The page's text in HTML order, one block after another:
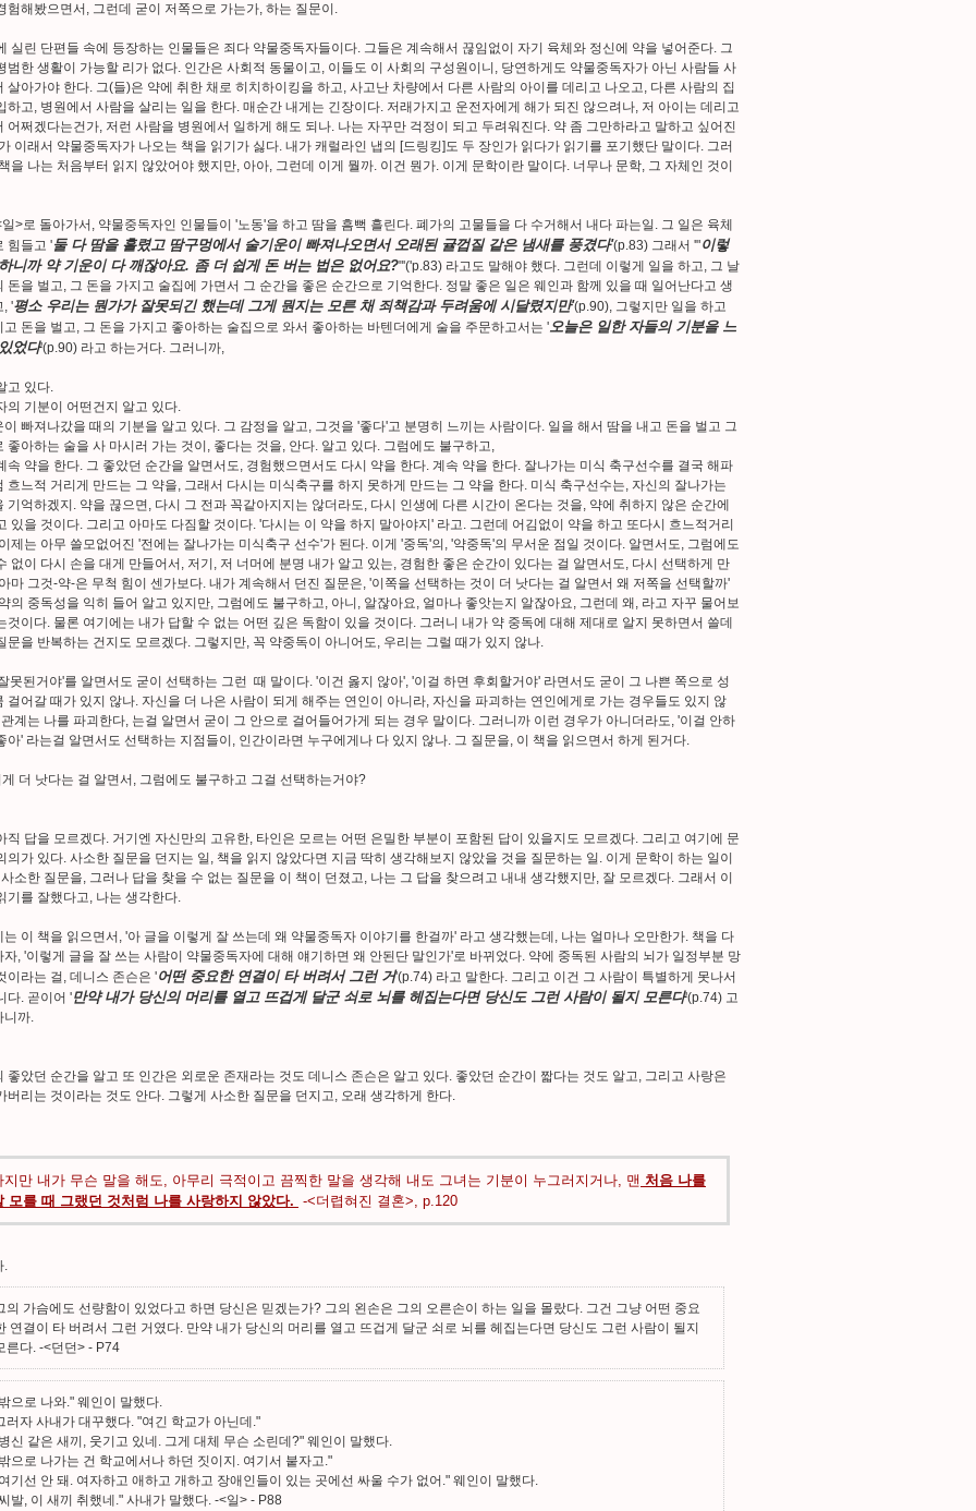
험해봤으면서, 그런데 굳이 저쪽으로 가는가, 하는 질문이.
실린 단편들 속에 등장하는 인물들은 죄다 약물중독자들이다. 그들은 계속해서 끊임없이 자기 육체와 정신에 약을 넣어준다. 그
범한 생활이 가능할 리가 없다. 인간은 사회적 동물이고, 이들도 이 사회의 구성원이니, 당연하게도 약물중독자가 아닌 사람들 사
살아가야 한다. 그(들)은 약에 취한 채로 히치하이킹을 하고, 사고난 차량에서 다른 사람의 아이를 데리고 나오고, 다른 사람의 집
하고, 병원에서 사람을 살리는 일을 한다. 매순간 내게는 긴장이다. 저래가지고 운전자에게 해가 되진 않으려나, 저 아이는 데리고
어쩌겠다는건가, 저런 사람을 병원에서 일하게 해도 되나. 나는 자꾸만 걱정이 되고 두려워진다. 약 좀 그만하라고 말하고 싶어진
이래서 약물중독자가 나오는 책을 읽기가 싫다. 내가 캐럴라인 냅의 [드링킹]도 두 장인가 읽다가 읽기를 포기했단 말이다. 그러
을 나는 처음부터 읽지 않았어야 했지만, 아아, 그런데 이게 뭘까. 이건 뭔가. 이게 문학이란 말이다. 너무나 문학, 그 자체인 것이
>로 돌아가서, 약물중독자인 인물들이 '노동'을 하고 땀을 흠뻑 흘린다. 폐가의 고물들을 다 수거해서 내다 파는일. 그 일은 육체
힘들고 '둘 다 땀을 흘렸고 땀구멍에서 술기운이 빠져나오면서 오래된 귤껍질 같은 냄새를 풍겼다'(p.83) 그래서 '"이렇
니까 약 기운이 다 깨잖아요. 좀 더 쉽게 돈 버는 법은 없어요?"'('p.83) 라고도 말해야 했다. 그런데 이렇게 일을 하고, 그 날
돈을 벌고, 그 돈을 가지고 술집에 가면서 그 순간을 좋은 순간으로 기억한다. 정말 좋은 일은 웨인과 함께 있을 때 일어난다고 생
, '평소 우리는 뭔가가 잘못되긴 했는데 그게 뭔지는 모른 채 죄책감과 두려움에 시달렸지만'(p.90), 그렇지만 일을 하고
고 돈을 벌고, 그 돈을 가지고 좋아하는 술집으로 와서 좋아하는 바텐더에게 술을 주문하고서는 '오늘은 일한 자들의 기분을 느
었다'(p.90) 라고 하는거다. 그러니까,
고 있다.
의 기분이 어떤건지 알고 있다.
이 빠져나갔을 때의 기분을 알고 있다. 그 감정을 알고, 그것을 '좋다'고 분명히 느끼는 사람이다. 일을 해서 땀을 내고 돈을 벌고 그
좋아하는 술을 사 마시러 가는 것이, 좋다는 것을, 안다. 알고 있다. 그럼에도 불구하고,
속 약을 한다. 그 좋았던 순간을 알면서도, 경험했으면서도 다시 약을 한다. 계속 약을 한다. 잘나가는 미식 축구선수를 결국 해파
흐느적 거리게 만드는 그 약을, 그래서 다시는 미식축구를 하지 못하게 만드는 그 약을 한다. 미식 축구선수는, 자신의 잘나가는
기억하겠지. 약을 끊으면, 다시 그 전과 꼭같아지지는 않더라도, 다시 인생에 다른 시간이 온다는 것을, 약에 취하지 않은 순간에
있을 것이다. 그리고 아마도 다짐할 것이다. '다시는 이 약을 하지 말아야지' 라고. 그런데 어김없이 약을 하고 또다시 흐느적거리
제는 아무 쓸모없어진 '전에는 잘나가는 미식축구 선수'가 된다. 이게 '중독'의, '약중독'의 무서운 점일 것이다. 알면서도, 그럼에도
없이 다시 손을 대게 만들어서, 저기, 저 너머에 분명 내가 알고 있는, 경험한 좋은 순간이 있다는 걸 알면서도, 다시 선택하게 만
마 그것-약-은 무척 힘이 센가보다. 내가 계속해서 던진 질문은, '이쪽을 선택하는 것이 더 낫다는 걸 알면서 왜 저쪽을 선택할까'
의 중독성을 익히 들어 알고 있지만, 그럼에도 불구하고, 아니, 알잖아요, 얼마나 좋앗는지 알잖아요, 그런데 왜, 라고 자꾸 물어보
것이다. 물론 여기에는 내가 답할 수 없는 어떤 깊은 독함이 있을 것이다. 그러니 내가 약 중독에 대해 제대로 알지 못하면서 쓸데
문을 반복하는 건지도 모르겠다. 그렇지만, 꼭 약중독이 아니어도, 우리는 그럴 때가 있지 않나.
못된거야'를 알면서도 굳이 선택하는 그런 때 말이다. '이건 옳지 않아', '이걸 하면 후회할거야' 라면서도 굳이 그 나쁜 쪽으로 성
걸어갈 때가 있지 않나. 자신을 더 나은 사람이 되게 해주는 연인이 아니라, 자신을 파괴하는 연인에게로 가는 경우들도 있지 않
계는 나를 파괴한다, 는걸 알면서 굳이 그 안으로 걸어들어가게 되는 경우 말이다. 그러니까 이런 경우가 아니더라도, '이걸 안하
아' 라는걸 알면서도 선택하는 지점들이, 인간이라면 누구에게나 다 있지 않나. 그 질문을, 이 책을 읽으면서 하게 된거다.
더 낫다는 걸 알면서, 그럼에도 불구하고 그걸 선택하는거야?
직 답을 모르겠다. 거기엔 자신만의 고유한, 타인은 모르는 어떤 은밀한 부분이 포함된 답이 있을지도 모르겠다. 그리고 여기에 문
의가 있다. 사소한 질문을 던지는 일, 책을 읽지 않았다면 지금 딱히 생각해보지 않았을 것을 질문하는 일. 이게 문학이 하는 일이
소한 질문을, 그러나 답을 찾을 수 없는 질문을 이 책이 던졌고, 나는 그 답을 찾으려고 내내 생각했지만, 잘 모르겠다. 그래서 이
기를 잘했다고, 나는 생각한다.
는 이 책을 읽으면서, '아 글을 이렇게 잘 쓰는데 왜 약물중독자 이야기를 한걸까' 라고 생각했는데, 나는 얼마나 오만한가. 책을 다
자, '이렇게 글을 잘 쓰는 사람이 약물중독자에 대해 얘기하면 왜 안된단 말인가'로 바뀌었다. 약에 중독된 사람의 뇌가 일정부분 망
이라는 걸, 데니스 존슨은 '어떤 중요한 연결이 타 버려서 그런 거'(p.74) 라고 말한다. 그리고 이건 그 사람이 특별하게 못나서
다. 곧이어 '만약 내가 당신의 머리를 열고 뜨겁게 달군 쇠로 뇌를 헤집는다면 당신도 그런 사람이 될지 모른다'(p.74) 고
니까.
좋았던 순간을 알고 또 인간은 외로운 존재라는 것도 데니스 존슨은 알고 있다. 좋았던 순간이 짧다는 것도 알고, 그리고 사랑은
버리는 것이라는 것도 안다. 그렇게 사소한 질문을 던지고, 오래 생각하게 한다.
지만 내가 무슨 말을 해도, 아무리 극적이고 끔찍한 말을 생각해 내도 그녀는 기분이 누그러지거나, 맨 처음 나를
모를 때 그랬던 것처럼 나를 사랑하지 않았다. -<더렵혀진 결혼>, p.120
.
의 가슴에도 선량함이 있었다고 하면 당신은 믿겠는가? 그의 왼손은 그의 오른손이 하는 일을 몰랐다. 그건 그냥 어떤 중요
연결이 타 버려서 그런 거였다. 만약 내가 당신의 머리를 열고 뜨겁게 달군 쇠로 뇌를 헤집는다면 당신도 그런 사람이 될지
른다. -<던던> - P74
으로 나와." 웨인이 말했다.
러자 사내가 대꾸했다. "여긴 학교가 아닌데."
신 같은 새끼, 웃기고 있네. 그게 대체 무슨 소린데?" 웨인이 말했다.
으로 나가는 건 학교에서나 하던 짓이지. 여기서 붙자고."
기선 안 돼. 여자하고 애하고 개하고 장애인들이 있는 곳에선 싸울 수가 없어." 웨인이 말했다.
발, 이 새끼 취했네." 사내가 말했다. -<일> - P88